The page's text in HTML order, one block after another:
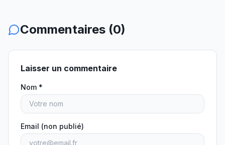
Commentaires (0)
Laisser un commentaire
Nom *
Email (non publié)